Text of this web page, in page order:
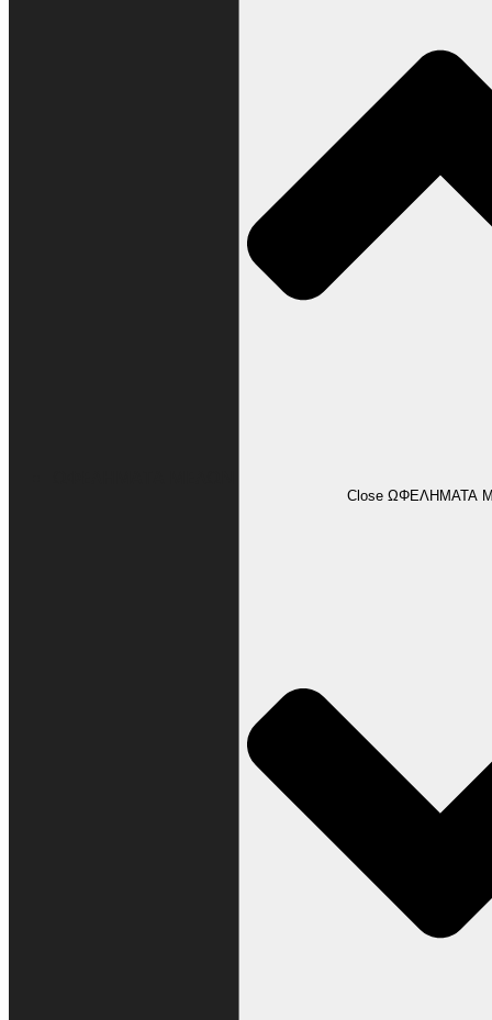
Close ΩΦΕΛΗΜΑΤΑ